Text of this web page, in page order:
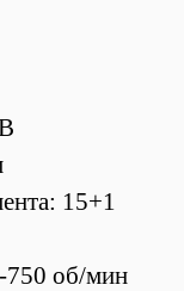
15+1
750 об/мин